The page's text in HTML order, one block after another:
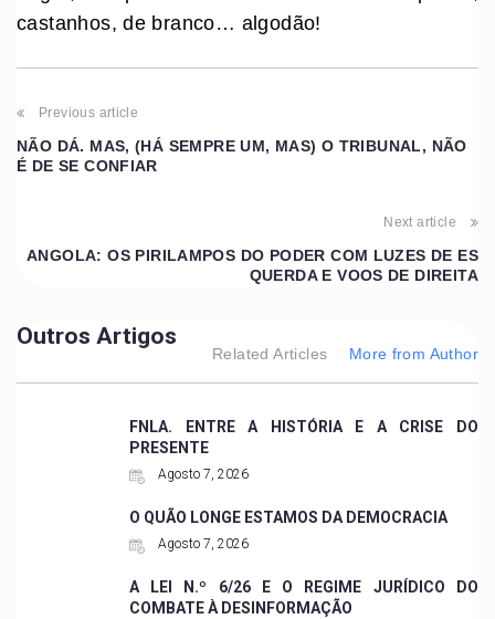
castanhos, de branco… algodão!
Previous article
NÃO DÁ. MAS, (HÁ SEMPRE UM, MAS) O TRIBUNAL, NÃO
É DE SE CONFIAR
Next article
ANGOLA: OS PIRILAMPOS DO PODER COM LUZES DE ES
QUERDA E VOOS DE DIREITA
Outros Artigos
Related Articles More from Author
FNLA. ENTRE A HISTÓRIA E A CRISE DO
PRESENTE
Agosto 7, 2026
O QUÃO LONGE ESTAMOS DA DEMOCRACIA
Agosto 7, 2026
A LEI N.º 6/26 E O REGIME JURÍDICO DO
COMBATE À DESINFORMAÇÃO